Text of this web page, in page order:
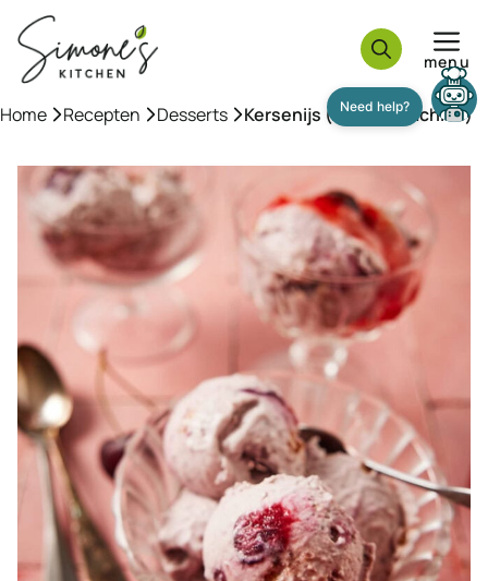
naar
inhoud
menu
Home »Recepten »Desserts »Kersenijs (zonder machine)